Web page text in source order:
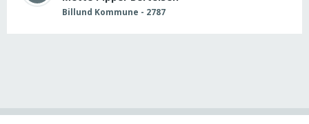
Billund Kommune - 2787